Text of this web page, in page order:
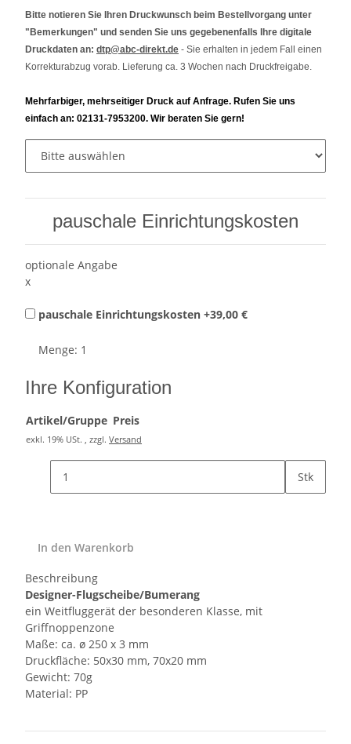
Bitte notieren Sie Ihren Druckwunsch beim Bestellvorgang unter
"Bemerkungen" und senden Sie uns gegebenenfalls Ihre digitale
Druckdaten an: dtp@abc-direkt.de - Sie erhalten in jedem Fall einen
Korrekturabzug vorab. Lieferung ca. 3 Wochen nach Druckfreigabe.
Mehrfarbiger, mehrseitiger Druck auf Anfrage. Rufen Sie uns
einfach an: 02131-7953200. Wir beraten Sie gern!
pauschale Einrichtungskosten
optionale Angabe
x
pauschale Einrichtungskosten +39,00 €
Menge: 1
Ihre Konfiguration
Artikel/Gruppe Preis
exkl. 19% USt. , zzgl. Versand
Stk
In den Warenkorb
Beschreibung
Designer-Flugscheibe/Bumerang
ein Weitfluggerät der besonderen Klasse, mit
Griffnoppenzone
Maße: ca. ø 250 x 3 mm
Druckfläche: 50x30 mm, 70x20 mm
Gewicht: 70g
Material: PP